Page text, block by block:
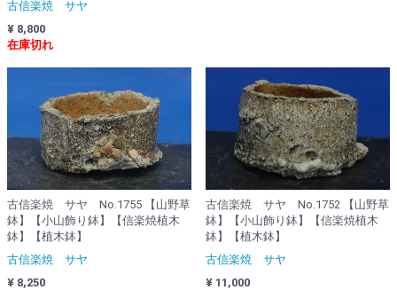
古信楽焼 サヤ
¥ 8,800
在庫切れ
古信楽焼 サヤ No.1755 【山野草
鉢】【小山飾り鉢】【信楽焼植木
鉢】【植木鉢】
古信楽焼 サヤ
¥ 8,250
古信楽焼 サヤ No.1752 【山野草
鉢】【小山飾り鉢】【信楽焼植木
鉢】【植木鉢】
古信楽焼 サヤ
¥ 11,000